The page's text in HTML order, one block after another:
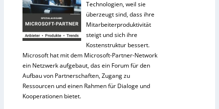
Technologien, weil sie
überzeugt sind, dass ihre
Mitarbeiterproduktivität
steigt und sich ihre
Kostenstruktur bessert.
Microsoft hat mit dem Microsoft-Partner-Network
ein Netzwerk aufgebaut, das ein Forum für den
Aufbau von Partnerschaften, Zugang zu
Ressourcen und einen Rahmen für Dialoge und
Kooperationen bietet.